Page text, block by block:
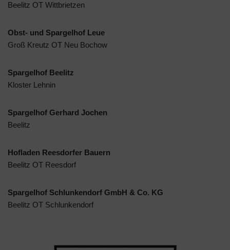
Beelitz OT Wittbrietzen
Obst- und Spargelhof Leue
Groß Kreutz OT Neu Bochow
Spargelhof Beelitz
Kloster Lehnin
Spargelhof Gerhard Jochen
Beelitz
Hofladen Reesdorfer Bauern
Beelitz OT Reesdorf
Spargelhof Schlunkendorf GmbH & Co. KG
Beelitz OT Schlunkendorf